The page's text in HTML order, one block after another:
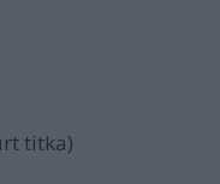
titka)